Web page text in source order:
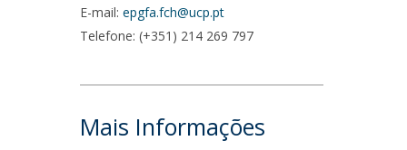
E-mail:epgfa.fch@ucp.pt
Telefone: (+351) 214 269 797
Mais Informações